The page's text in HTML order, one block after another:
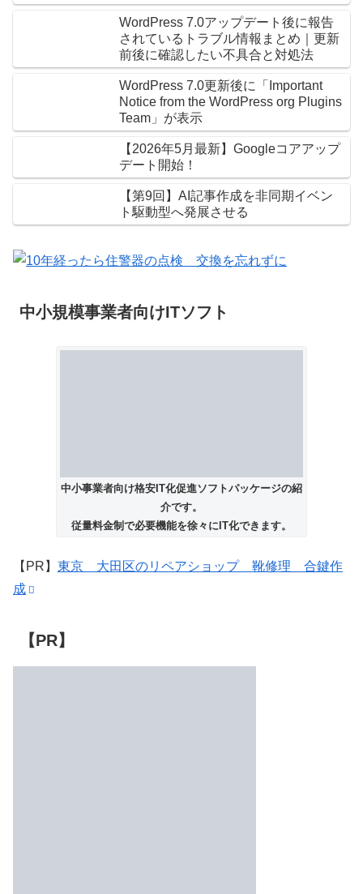
WordPress 7.0アップデート後に報告
されているトラブル情報まとめ｜更新
前後に確認したい不具合と対処法
WordPress 7.0更新後に「Important
Notice from the WordPress org Plugins
Team」が表示
【2026年5月最新】Googleコアアップ
デート開始！
【第9回】AI記事作成を非同期イベン
ト駆動型へ発展させる
中小規模事業者向けITソフト
中小事業者向け格安IT化促進ソフトパッケージの紹
介です。
従量料金制で必要機能を徐々にIT化できます。
【PR】 東京 大田区のリペアショップ 靴修理 合鍵作
成
【PR】